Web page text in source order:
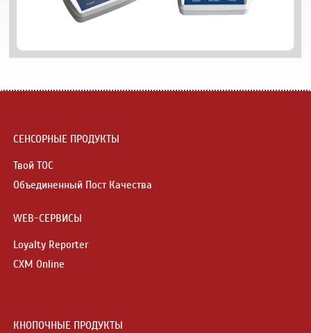
СЕНСОРНЫЕ ПРОДУКТЫ
Твой ТОС
Объединенный Пост Качества
WEB-СЕРВИСЫ
Loyalty Reporter
CXM Online
КНОПОЧНЫЕ ПРОДУКТЫ